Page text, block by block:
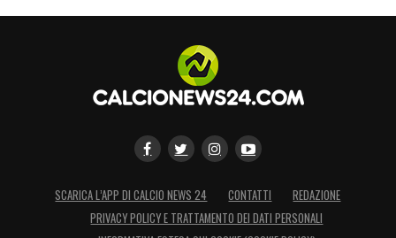
SCARICA L’APP DI CALCIO NEWS 24 CONTATTI
REDAZIONE
PRIVACY POLICY E TRATTAMENTO DEI DATI PERSONALI